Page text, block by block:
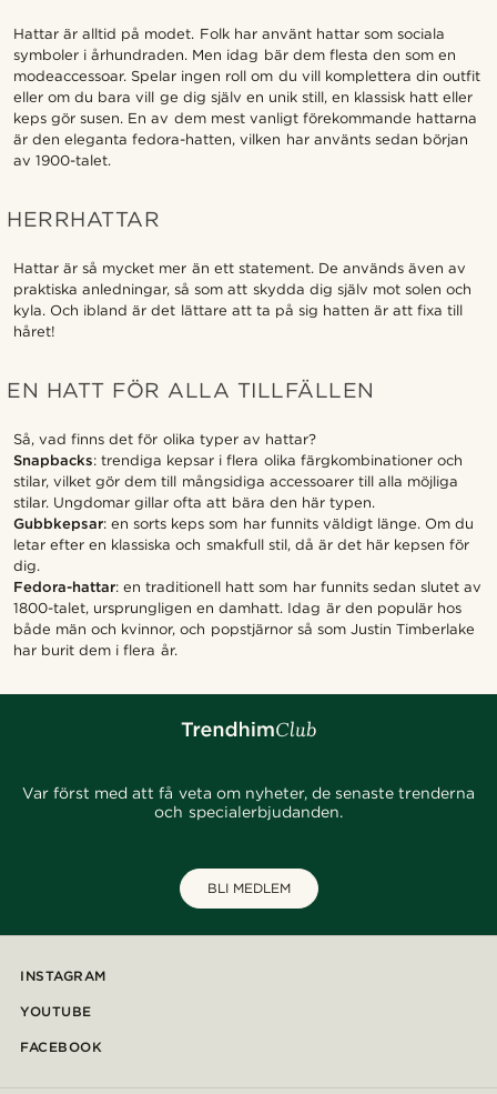
Hattar är alltid på modet. Folk har använt hattar som sociala
symboler i århundraden. Men idag bär dem flesta den som en
modeaccessoar. Spelar ingen roll om du vill komplettera din outfit
eller om du bara vill ge dig själv en unik still, en klassisk hatt eller
keps gör susen. En av dem mest vanligt förekommande hattarna
är den eleganta fedora-hatten, vilken har använts sedan början
av 1900-talet.
HERRHATTAR
Hattar är så mycket mer än ett statement. De används även av
praktiska anledningar, så som att skydda dig själv mot solen och
kyla. Och ibland är det lättare att ta på sig hatten är att fixa till
håret!
EN HATT FÖR ALLA TILLFÄLLEN
Så, vad finns det för olika typer av hattar?
Snapbacks: trendiga kepsar i flera olika färgkombinationer och
stilar, vilket gör dem till mångsidiga accessoarer till alla möjliga
stilar. Ungdomar gillar ofta att bära den här typen.
Gubbkepsar: en sorts keps som har funnits väldigt länge. Om du
letar efter en klassiska och smakfull stil, då är det här kepsen för
dig.
Fedora-hattar: en traditionell hatt som har funnits sedan slutet av
1800-talet, ursprungligen en damhatt. Idag är den populär hos
både män och kvinnor, och popstjärnor så som Justin Timberlake
har burit dem i flera år.
Var först med att få veta om nyheter, de senaste trenderna
och specialerbjudanden.
BLI MEDLEM
INSTAGRAM
YOUTUBE
FACEBOOK